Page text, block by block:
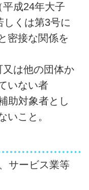
成24年大子
しくは第3号に
密接な関係を
は他の団体か
いない者
助対象者とし
いこと。
サービス業等